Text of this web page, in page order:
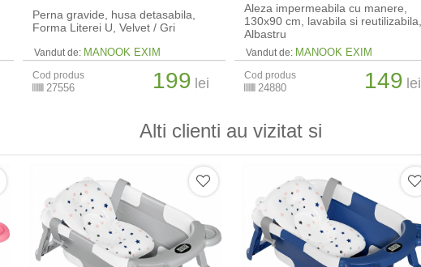
Perna gravide, husa detasabila,
Forma Literei U, Velvet / Gri
Vandut de: MANOOK EXIM
Cod produs
27556 199 lei
Aleza impermeabila cu manere,
130x90 cm, lavabila si reutilizabila,
Albastru
Vandut de: MANOOK EXIM
Cod produs
24880 149 lei
Alti clienti au vizitat si